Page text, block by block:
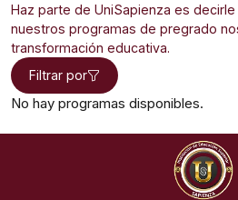
Haz parte de UniSapienza es
nuestros programas de pregrado
transformación educativa.
Filtrar por
No hay programas disponibles.